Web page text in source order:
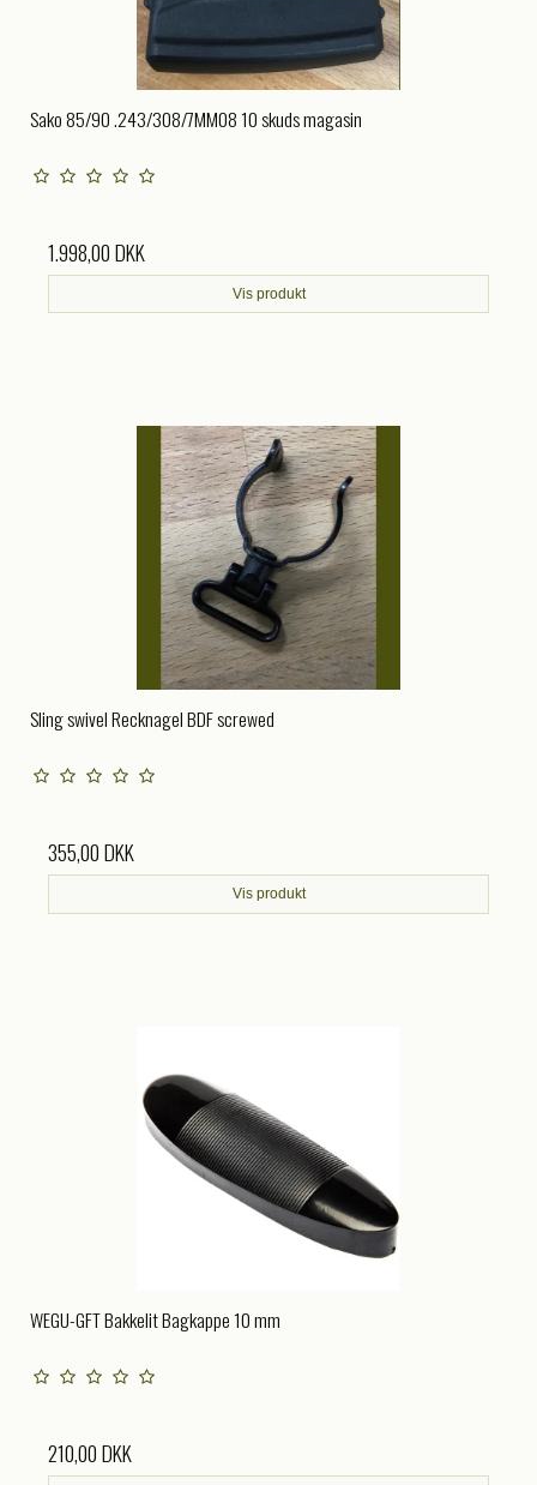
Sako 85/90 .243/308/7MM08 10 skuds magasin
1.998,00 DKK
Vis produkt
Sling swivel Recknagel BDF screwed
355,00 DKK
Vis produkt
WEGU-GFT Bakkelit Bagkappe 10 mm
210,00 DKK